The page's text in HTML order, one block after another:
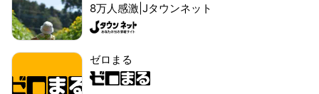
8万人感激|Jタウンネット
ゼロまる